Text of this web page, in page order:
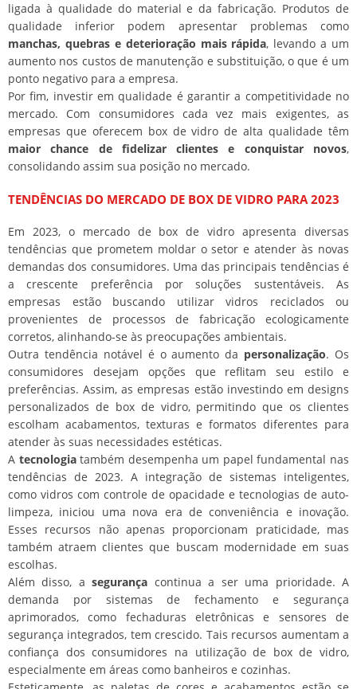
ligada à qualidade do material e da fabricação. Produtos de
qualidade inferior podem apresentar problemas como
manchas, quebras e deterioração mais rápida, levando a um
aumento nos custos de manutenção e substituição, o que é um
ponto negativo para a empresa.
Por fim, investir em qualidade é garantir a competitividade no
mercado. Com consumidores cada vez mais exigentes, as
empresas que oferecem box de vidro de alta qualidade têm
maior chance de fidelizar clientes e conquistar novos,
consolidando assim sua posição no mercado.
TENDÊNCIAS DO MERCADO DE BOX DE VIDRO PARA 2023
Em 2023, o mercado de box de vidro apresenta diversas
tendências que prometem moldar o setor e atender às novas
demandas dos consumidores. Uma das principais tendências é
a crescente preferência por soluções sustentáveis. As
empresas estão buscando utilizar vidros reciclados ou
provenientes de processos de fabricação ecologicamente
corretos, alinhando-se às preocupações ambientais.
Outra tendência notável é o aumento da personalização. Os
consumidores desejam opções que reflitam seu estilo e
preferências. Assim, as empresas estão investindo em designs
personalizados de box de vidro, permitindo que os clientes
escolham acabamentos, texturas e formatos diferentes para
atender às suas necessidades estéticas.
A tecnologiatambém desempenha um papel fundamental nas
tendências de 2023. A integração de sistemas inteligentes,
como vidros com controle de opacidade e tecnologias de auto-
limpeza, iniciou uma nova era de conveniência e inovação.
Esses recursos não apenas proporcionam praticidade, mas
também atraem clientes que buscam modernidade em suas
escolhas.
Além disso, asegurança continua a ser uma prioridade. A
demanda por sistemas de fechamento e segurança
aprimorados, como fechaduras eletrônicas e sensores de
segurança integrados, tem crescido. Tais recursos aumentam a
confiança dos consumidores na utilização de box de vidro,
especialmente em áreas como banheiros e cozinhas.